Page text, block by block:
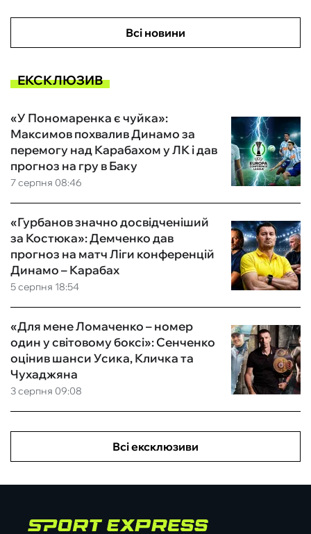
Всі новини
ЕКСКЛЮЗИВ
7 серпня 08:46
«У Пономаренка є чуйка»:
Максимов похвалив Динамо за
перемогу над Карабахом у ЛК і дав
прогноз на гру в Баку
5 серпня 18:54
«Гурбанов значно досвідченіший
за Костюка»: Демченко дав
прогноз на матч Ліги конференцій
Динамо – Карабах
3 серпня 09:08
«Для мене Ломаченко – номер
один у світовому боксі»: Сенченко
оцінив шанси Усика, Кличка та
Чухаджяна
Всі ексклюзиви